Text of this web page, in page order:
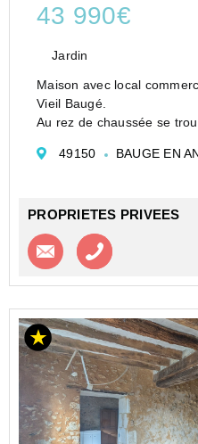
43 990€
Jardin
Maison avec local
Vieil Baugé.
Au rez de chaussée se
deux autres et une petite
49150 BAUGE EN
PROPRIETES PRIVEES
Contacter l'agence